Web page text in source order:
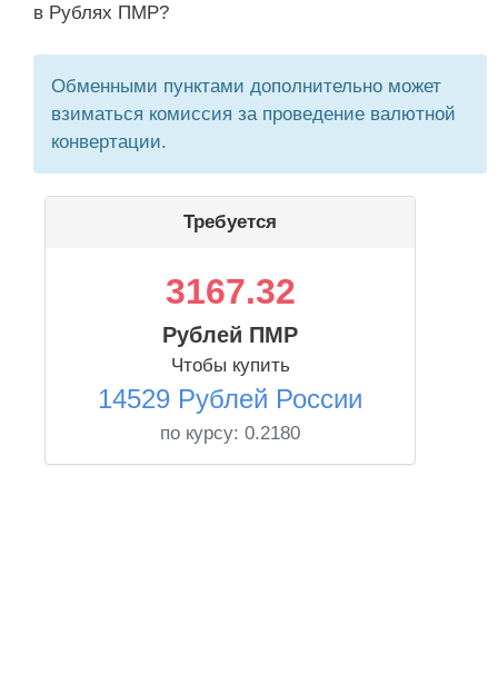
в Рублях ПМР?
Обменными пунктами дополнительно может
взиматься комиссия за проведение валютной
конвертации.
Требуется
3167.32
Рублей ПМР
Чтобы купить
14529 Рублей России
по курсу: 0.2180